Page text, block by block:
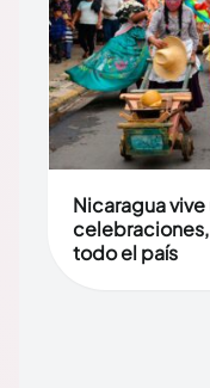
Nicaragua
todo el país